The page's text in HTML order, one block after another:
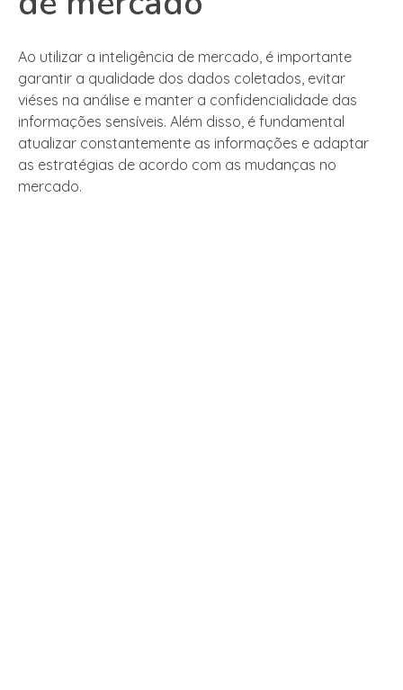
Ao utilizar a inteligência de mercado, é importante
garantir a qualidade dos dados coletados, evitar
viéses na análise e manter a confidencialidade das
informações sensíveis. Além disso, é fundamental
atualizar constantemente as informações e adaptar
as estratégias de acordo com as mudanças no
mercado.